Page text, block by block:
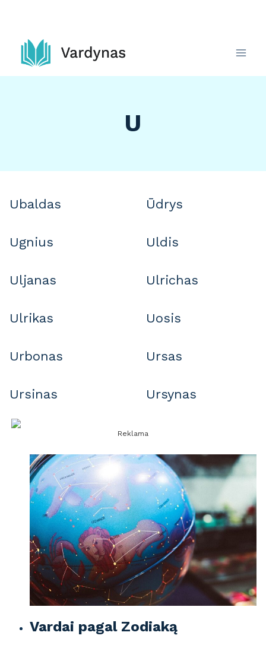
content
U
Ubaldas Ūdrys
Ugnius Uldis
Uljanas Ulrichas
Ulrikas Uosis
Urbonas Ursas
Ursinas Ursynas
Reklama
Vardai pagal Zodiaką